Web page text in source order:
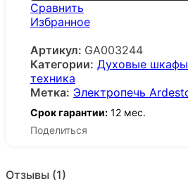
Сравнить
Избранное
Артикул: GA003244
Категории: Духовые шкафы
техника
Метка: Электропечь
Срок гарантии: 12 мес.
Поделиться
Отзывы (1)